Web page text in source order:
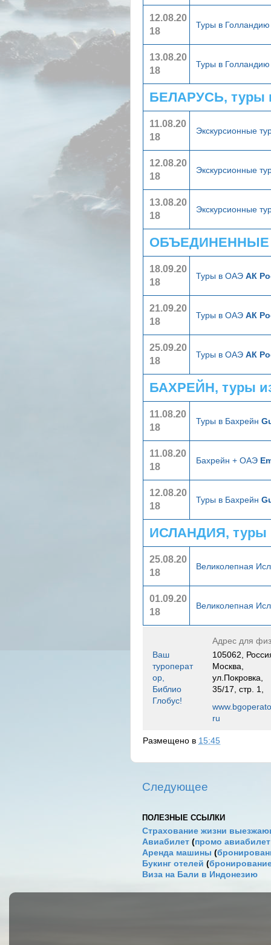
12.08.20
18
Туры в
13.08.20
18
Туры в
БЕЛАРУСЬ, туры
11.08.20
18
Экскурсионные
12.08.20
18
Экскурсионные
13.08.20
18
Экскурсионные
ОБЪЕДИНЕННЫЕ
18.09.20
18
Туры в ОАЭ АК
21.09.20
18
Туры в ОАЭ АК
25.09.20
18
Туры в ОАЭ АК
БАХРЕЙН, туры
11.08.20
18
Туры в Бахрейн
11.08.20
18
Бахрейн + ОАЭ
12.08.20
18
Туры в Бахрейн
ИСЛАНДИЯ, туры
25.08.20
18
Великолепная
01.09.20
18
Великолепная
Адрес для
Ваш
туроперат
ор,
Библио
Глобус!
105062,
Москва,
ул.Покровка,
35/17, стр. 1,
ru
Размещено в 15:45
Следующее
ПОЛЕЗНЫЕ ССЫЛКИ
Страхование жизни
Авиабилет (промо
Аренда машины (
Букинг отелей (
Виза на Бали в Индонезию